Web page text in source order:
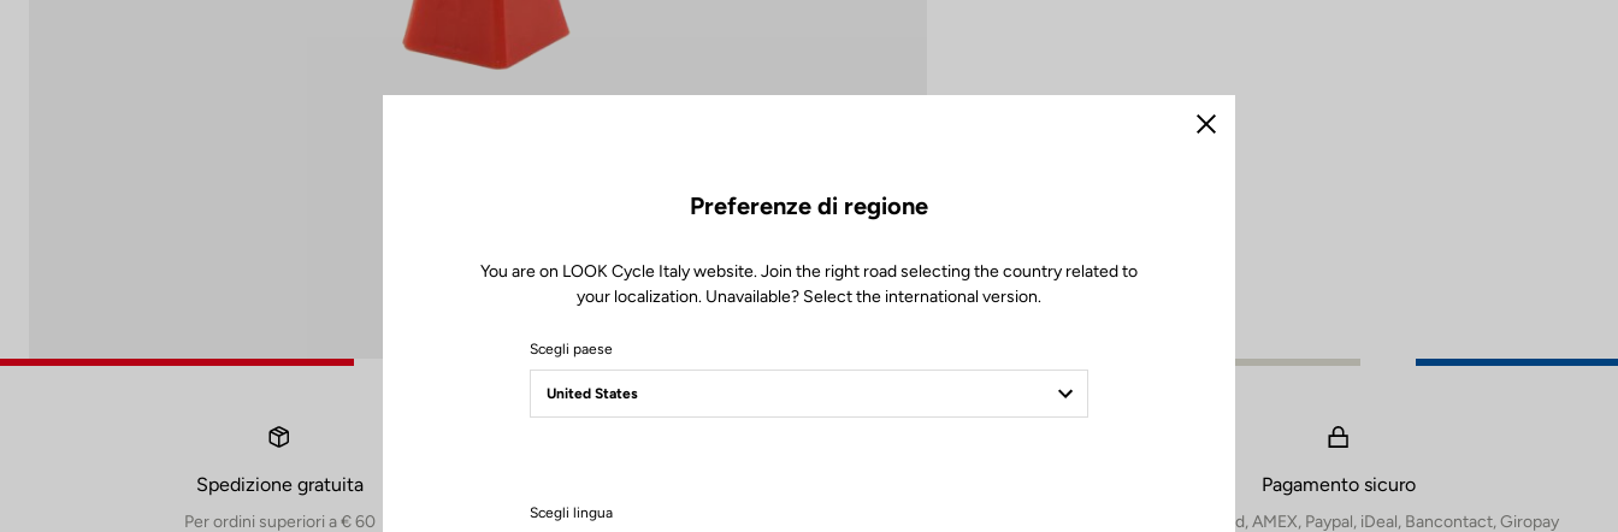
Spedizione gratuita
Per ordini superiori a € 60
Pagamento sicuro
Visa, Mastercard, AMEX, Paypal, iDeal, Bancontact, Giropay
Chiudi
Preferenze di regione
You are on LOOK Cycle Italy website. Join the right road selecting the country related to
your localization. Unavailable? Select the international version.
Scegli paese
Scegli lingua